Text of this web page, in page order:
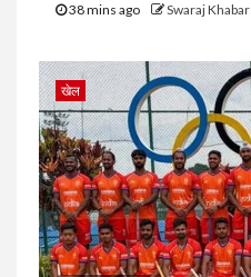
38 mins ago Swaraj Khabar
खेल